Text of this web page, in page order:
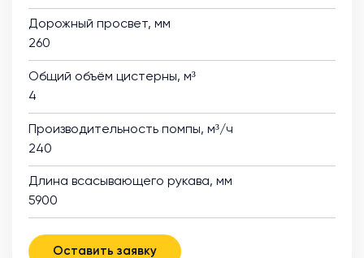
Дорожный просвет, мм
260
Общий объём цистерны, м³
4
Производительность помпы, м³/ч
240
Длина всасывающего рукава, мм
5900
Оставить заявку